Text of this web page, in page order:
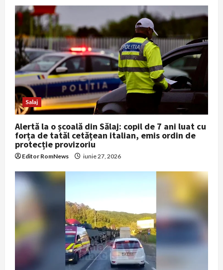
g
a
t
i
o
n
Salaj
Alertă la o școală din Sălaj: copil de 7 ani luat cu
forța de tatăl cetățean italian, emis ordin de
protecție provizoriu
Editor RomNews iunie 27, 2026